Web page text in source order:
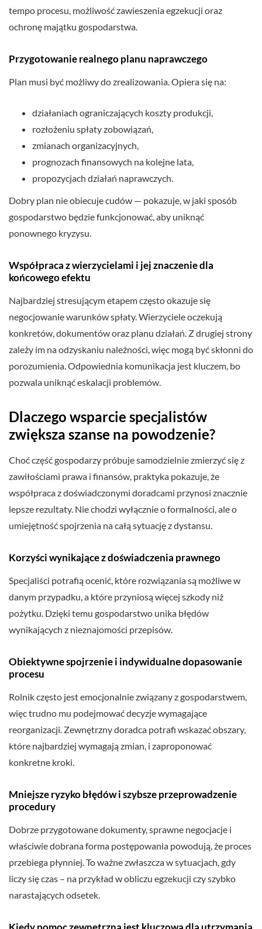
tempo procesu, możliwość zawieszenia egzekucji oraz
ochronę majątku gospodarstwa.
Przygotowanie realnego planu naprawczego
Plan musi być możliwy do zrealizowania. Opiera się na:
działaniach ograniczających koszty produkcji,
rozłożeniu spłaty zobowiązań,
zmianach organizacyjnych,
prognozach finansowych na kolejne lata,
propozycjach działań naprawczych.
Dobry plan nie obiecuje cudów — pokazuje, w jaki sposób
gospodarstwo będzie funkcjonować, aby uniknąć
ponownego kryzysu.
Współpraca z wierzycielami i jej znaczenie dla
końcowego efektu
Najbardziej stresującym etapem często okazuje się
negocjowanie warunków spłaty. Wierzyciele oczekują
konkretów, dokumentów oraz planu działań. Z drugiej strony
zależy im na odzyskaniu należności, więc mogą być skłonni do
porozumienia. Odpowiednia komunikacja jest kluczem, bo
pozwala uniknąć eskalacji problemów.
Dlaczego wsparcie specjalistów
zwiększa szanse na powodzenie?
Choć część gospodarzy próbuje samodzielnie zmierzyć się z
zawiłościami prawa i finansów, praktyka pokazuje, że
współpraca z doświadczonymi doradcami przynosi znacznie
lepsze rezultaty. Nie chodzi wyłącznie o formalności, ale o
umiejętność spojrzenia na całą sytuację z dystansu.
Korzyści wynikające z doświadczenia prawnego
Specjaliści potrafią ocenić, które rozwiązania są możliwe w
danym przypadku, a które przyniosą więcej szkody niż
pożytku. Dzięki temu gospodarstwo unika błędów
wynikających z nieznajomości przepisów.
Obiektywne spojrzenie i indywidualne dopasowanie
procesu
Rolnik często jest emocjonalnie związany z gospodarstwem,
więc trudno mu podejmować decyzje wymagające
reorganizacji. Zewnętrzny doradca potrafi wskazać obszary,
które najbardziej wymagają zmian, i zaproponować
konkretne kroki.
Mniejsze ryzyko błędów i szybsze przeprowadzenie
procedury
Dobrze przygotowane dokumenty, sprawne negocjacje i
właściwie dobrana forma postępowania powodują, że proces
przebiega płynniej. To ważne zwłaszcza w sytuacjach, gdy
liczy się czas – na przykład w obliczu egzekucji czy szybko
narastających odsetek.